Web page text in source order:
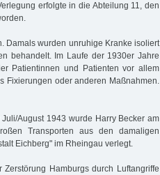
erfolgte in die Abteilung 11, den
Damals wurden unruhige Kranke isoliert
behandelt. Im Laufe der 1930er Jahre
Patientinnen und Patienten vor allem
Fixierungen oder anderen Maßnahmen.
August 1943 wurde Harry Becker am
Transporten aus den damaligen
Eichberg" im Rheingau verlegt.
Hamburgs durch Luftangriffe